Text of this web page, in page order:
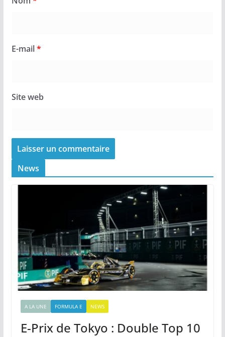
E-mail*
Site web
News
A LA UNE FORMULA E NEWS
E-Prix de Tokyo : Double Top 10